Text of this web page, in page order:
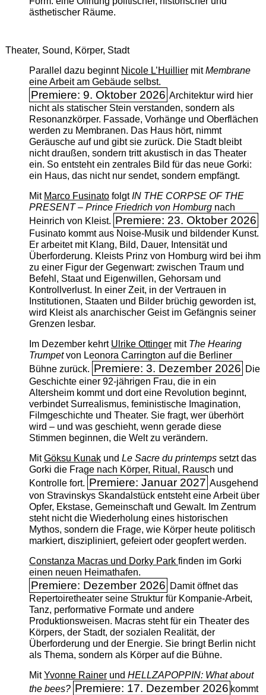
ästhetischer Räume.
Theater, Sound, Körper, Stadt
Parallel dazu beginnt Nicole L’Huilliermit ­Membrane
eine Arbeit am Gebäude selbst.
Premiere: 9. Oktober 2026 Architektur wird hier
nicht als statischer Stein verstanden, sondern als
Resonanzkörper. Fassade, Vorhänge und Oberflächen
werden zu Membranen. Das Haus hört, nimmt
Geräusche auf und gibt sie zurück. Die Stadt bleibt
nicht draußen, sondern tritt akustisch in das Theater
ein. So entsteht ein zentrales Bild für das neue Gorki:
ein Haus, das nicht nur sendet, sondern empfängt.
Mit Marco FusinatofolgtIN THE CORPSE OF THE
PRESENT – Prince Friedrich von Homburgnach
Heinrich von Kleist. Premiere: 23. Oktober 2026
Fusinato kommt aus Noise-Musik und bildender Kunst.
Er arbeitet mit Klang, Bild, Dauer, Intensität und
Überforderung. Kleists Prinz von Homburg wird bei ihm
zu einer Figur der Gegenwart: zwischen Traum und
Befehl, Staat und Eigenwillen, Gehorsam und
Kontrollverlust. In einer Zeit, in der Vertrauen in
Institutionen, Staaten und Bilder brüchig geworden ist,
wird Kleist als anarchischer Geist im Gefängnis seiner
Grenzen lesbar.
Im Dezember kehrt Ulrike Ottingermit The ­Hearing
Trumpetvon Leonora Carrington auf die Berliner
Bühne zurück. Premiere: 3. Dezember 2026 Die
Geschichte einer 92-jährigen Frau, die in ein
Altersheim kommt und dort eine Revolution beginnt,
verbindet Surrealismus, feministische Imagination,
Filmgeschichte und Theater. Sie fragt, wer überhört
wird – und was geschieht, wenn gerade diese
Stimmen beginnen, die Welt zu verändern.
MitGöksu Kunakund Le Sacre du printempssetzt das
Gorki die Frage nach Körper, Ritual, Rausch und
Kontrolle fort. Premiere: Januar 2027 Ausgehend
von Stravinskys Skandalstück entsteht eine Arbeit über
Opfer, Ekstase, Gemeinschaft und Gewalt. Im Zentrum
steht nicht die Wiederholung eines historischen
Mythos, sondern die Frage, wie Körper heute politisch
markiert, diszipliniert, gefeiert oder geopfert werden.
Constanza Macras und Dorky Park finden im Gorki
einen neuen Heimathafen.
Premiere: Dezember 2026 Damit öffnet das
Repertoiretheater seine Struktur für Kompanie-Arbeit,
Tanz, performative Formate und andere
Produktionsweisen. Macras steht für ein Theater des
Körpers, der Stadt, der sozialen Realität, der
Überforderung und der Energie. Sie bringt Berlin nicht
als Thema, sondern als Körper auf die Bühne.
MitYvonne Rainerund HELLZAPOPPIN: What about
the bees? Premiere: 17. Dezember 2026 kommt